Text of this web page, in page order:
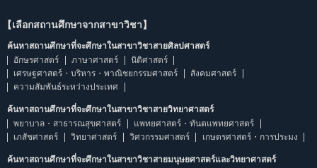
【เลือกสถานศึกษาจากสาขาวิชา】
ค้นหาสถานศึกษาที่จะศึกษาในสาขาวิชาสายศิลปศาสตร์
อักษรศาสตร์
ภาษาศาสตร์
นิติศาสตร์
เศรษฐศาสตร์・บริหาร・พาณิชยกรรมศาสตร์
สังคมศาสตร์
ความสัมพันธ์ระหว่างประเทศ
ค้นหาสถานศึกษาที่จะศึกษาในสาขาวิชาสายวิทยาศาสตร์
พยาบาล・สาธารณสุขศาสตร์
แพทยศาสตร์・ทันตแพทยศาสตร์
เภสัชศาสตร์
วิทยาศาสตร์ วิศวกรรมศาสตร์ เกษตรศาสตร์・การประมง
ค้นหาสถานศึกษาที่จะศึกษาในสาขาวิชาสายมนุษยศาสตร์และวิทยาศาสตร์